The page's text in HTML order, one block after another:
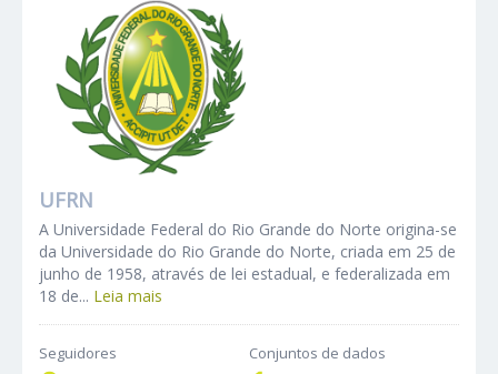
UFRN
A Universidade Federal do Rio Grande do Norte origina-se
da Universidade do Rio Grande do Norte, criada em 25 de
junho de 1958, através de lei estadual, e federalizada em
18 de... Leia mais
Seguidores Conjuntos de dados